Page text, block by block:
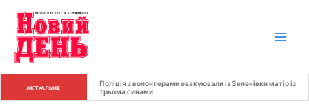
вмісту
АКТУАЛЬНЕ:
Поліція з волонтерами евакуювали із Зеленівки матір із
трьома синами